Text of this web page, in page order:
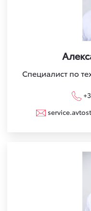
Специалист по